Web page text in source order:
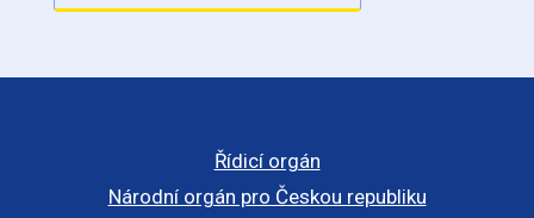
Řídicí orgán
Národní orgán pro Českou republiku